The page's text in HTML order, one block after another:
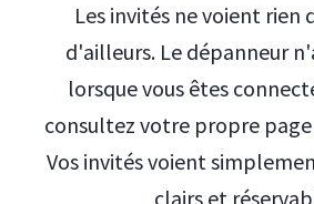
Les invités ne voient rien
d'ailleurs. Le dépanneur
lorsque vous êtes
consultez votre propre
Vos invités voient
clairs et